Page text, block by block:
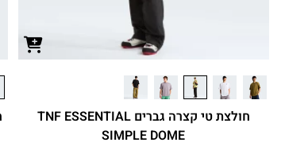
חולצת טי קצרה גברים TNF ESSENTIAL
SIMPLE DOME